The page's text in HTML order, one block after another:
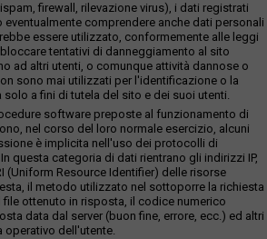
firewall, rilevazione virus), i dati registrati
comprendere anche dati personali
essere utilizzato, conformemente alle leggi
tentativi di danneggiamento al sito
ad altri utenti, o comunque attività dannose o
sono mai utilizzati per l'identificazione o la
a fini di tutela del sito e dei suoi utenti.
software preposte al funzionamento di
nel corso del loro normale esercizio, alcuni
è implicita nell'uso dei protocolli di
questa categoria di dati rientrano gli indirizzi IP,
(Uniform Resource Identifier) delle risorse
il metodo utilizzato nel sottoporre la richiesta
file ottenuto in risposta, il codice numerico
data dal server (buon fine, errore, ecc.) ed altri
operativo dell'utente.